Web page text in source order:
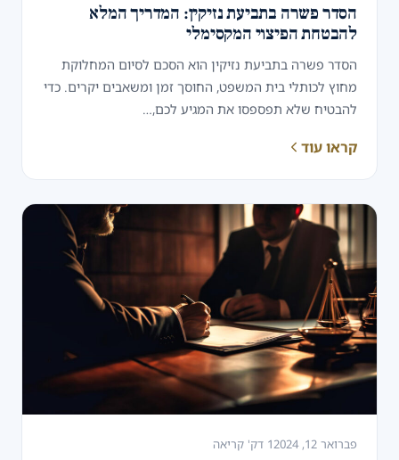
הסדר פשרה בתביעת נזיקין: המדריך המלא
להבטחת הפיצוי המקסימלי
הסדר פשרה בתביעת נזיקין הוא הסכם לסיום המחלוקת
מחוץ לכותלי בית המשפט, החוסך זמן ומשאבים יקרים. כדי
להבטיח שלא תפספסו את המגיע לכם,…
קראו עוד
פברואר 12, 2024 1 דק' קריאה